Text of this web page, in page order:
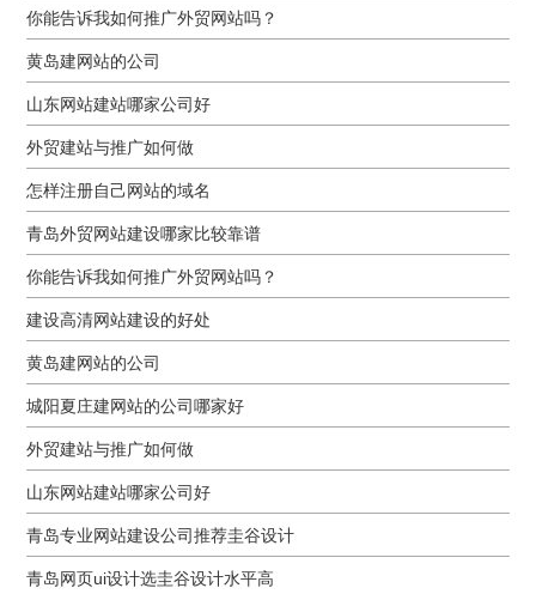
你能告诉我如何推广外贸网站吗？
黄岛建网站的公司
山东网站建站哪家公司好
外贸建站与推广如何做
怎样注册自己网站的域名
青岛外贸网站建设哪家比较靠谱
你能告诉我如何推广外贸网站吗？
建设高清网站建设的好处
黄岛建网站的公司
城阳夏庄建网站的公司哪家好
外贸建站与推广如何做
山东网站建站哪家公司好
青岛专业网站建设公司推荐圭谷设计
青岛网页ui设计选圭谷设计水平高